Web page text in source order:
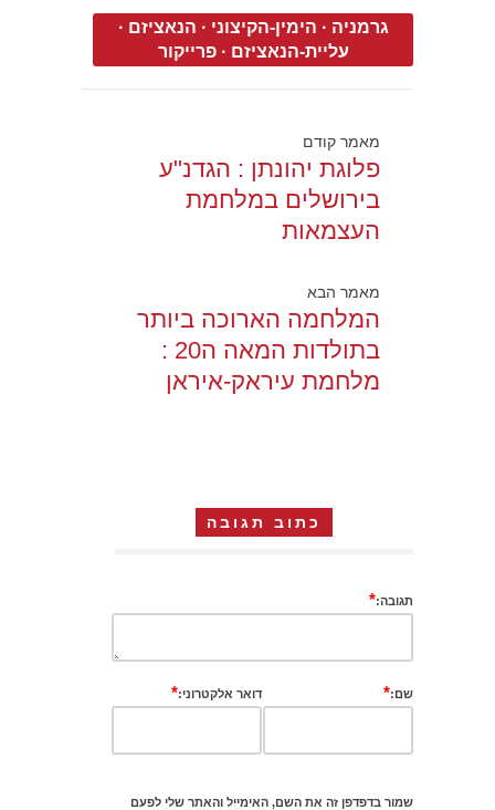
גרמניה · הימין-הקיצוני · הנאציזם ·
עליית-הנאציזם ·פרייקור
מאמר קודם
פלוגת יהונתן : הגדנ"ע
בירושלים במלחמת
העצמאות
מאמר הבא
המלחמה הארוכה ביותר
בתולדות המאה ה20 :
מלחמת עיראק-איראן
כתוב תגובה
תגובה:*
שם:* דואר אלקטרוני:*
שמור בדפדפן זה את השם, האימייל והאתר שלי לפעם